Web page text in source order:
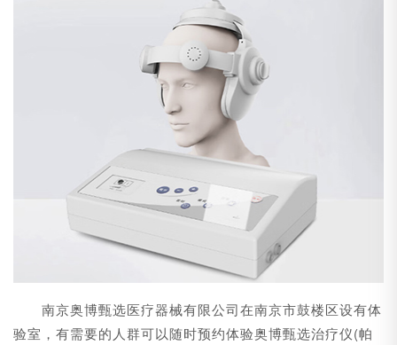
南京奥博甄选医疗器械有限公司在南京市鼓楼区设有体
验室，有需要的人群可以随时预约体验奥博甄选治疗仪(帕